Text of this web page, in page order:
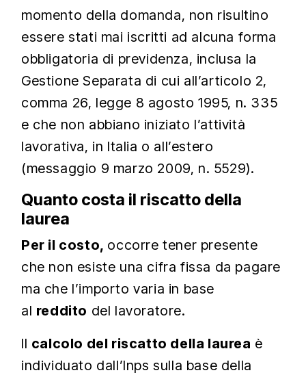
momento della domanda, non risultino
essere stati mai iscritti ad alcuna forma
obbligatoria di previdenza, inclusa la
Gestione Separata di cui all’articolo 2,
comma 26, legge 8 agosto 1995, n. 335
e che non abbiano iniziato l’attività
lavorativa, in Italia o all’estero
(messaggio 9 marzo 2009, n. 5529).
Quanto costa il riscatto della
laurea
Per il costo, occorre tener presente
che non esiste una cifra fissa da pagare
ma che l’importo varia in base
al reddito del lavoratore.
Il calcolo del riscatto della laurea è
individuato dall’Inps sulla base della